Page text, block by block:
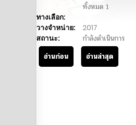
ทั้งหมด 1
ทางเลือก:
วางจำหน่าย:
2017
สถานะ:
กำลังดำเนินการ
อ่านก่อน
อ่านล่าสุด